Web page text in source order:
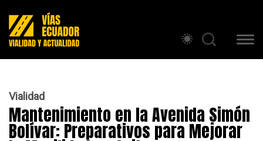
Vialidad
Mantenimiento en la Avenida Simón
Bolívar: Preparativos para Mejorar